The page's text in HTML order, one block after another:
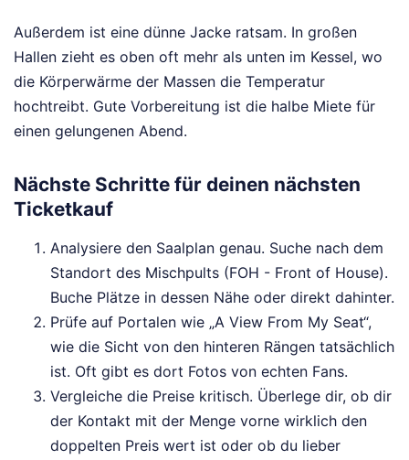
Außerdem ist eine dünne Jacke ratsam. In großen
Hallen zieht es oben oft mehr als unten im Kessel, wo
die Körperwärme der Massen die Temperatur
hochtreibt. Gute Vorbereitung ist die halbe Miete für
einen gelungenen Abend.
Nächste Schritte für deinen nächsten
Ticketkauf
Analysiere den Saalplan genau. Suche nach dem
Standort des Mischpults (FOH - Front of House).
Buche Plätze in dessen Nähe oder direkt dahinter.
Prüfe auf Portalen wie „A View From My Seat“,
wie die Sicht von den hinteren Rängen tatsächlich
ist. Oft gibt es dort Fotos von echten Fans.
Vergleiche die Preise kritisch. Überlege dir, ob dir
der Kontakt mit der Menge vorne wirklich den
doppelten Preis wert ist oder ob du lieber